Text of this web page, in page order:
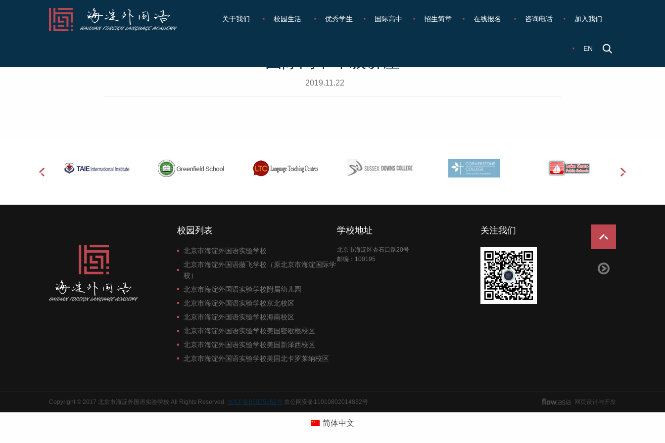
关于我们 校园生活 优秀学生 国际高中 招生简章 在线报名 咨询电话 加入我们
EN
2019.11.22
校园列表
北京市海淀外国语实验学校
北京市海淀外国语藤飞学校（原北京市海淀国际学
校）
北京市海淀外国语实验学校附属幼儿园
北京市海淀外国语实验学校京北校区
北京市海淀外国语实验学校海南校区
北京市海淀外国语实验学校美国密歇根校区
北京市海淀外国语实验学校美国新泽西校区
北京市海淀外国语实验学校美国北卡罗莱纳校区
学校地址
北京市海淀区杏石口路20号
邮编：100195
关注我们
Copyright © 2017 北京市海淀外国语实验学校 All Rights Reserved. 京ICP备05075162号 京公网安备11010802014832号 网页设计与开发
简体中文